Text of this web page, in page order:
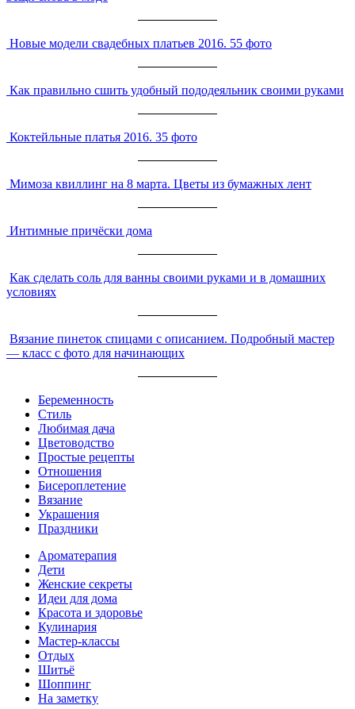
Новые модели свадебных платьев 2016. 55 фото
Как правильно сшить удобный пододеяльник своими руками
Коктейльные платья 2016. 35 фото
Мимоза квиллинг на 8 марта. Цветы из бумажных лент
Интимные причёски дома
Как сделать соль для ванны своими руками и в домашних
условиях
Вязание пинеток спицами с описанием. Подробный мастер
— класс с фото для начинающих
Беременность
Стиль
Любимая дача
Цветоводство
Простые рецепты
Отношения
Бисероплетение
Вязание
Украшения
Праздники
Ароматерапия
Дети
Женские секреты
Идеи для дома
Красота и здоровье
Кулинария
Мастер-классы
Отдых
Шитьё
Шоппинг
На заметку